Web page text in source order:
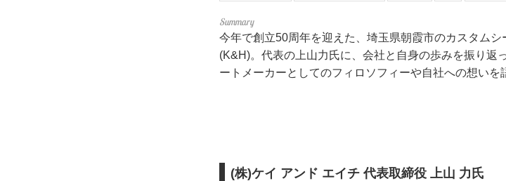
今年で創立50周年を迎えた、埼玉県朝霞市のカスタム
(K&H)。代表の上山力氏に、会社と自身の歩みを振り返
ートメーカーとしてのフィロソフィーや自社への想いを
(株)ケイ アンド エイチ 代表取締役 上山 力氏